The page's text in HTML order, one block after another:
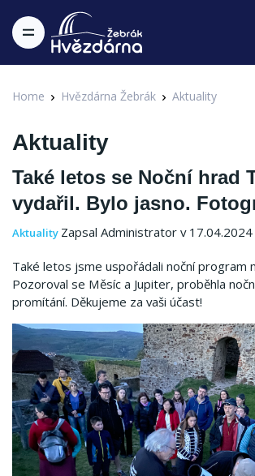
Home Hvězdárna Žebrák Aktuality
Aktuality
Také letos se Noční hrad
vydařil. Bylo jasno.
Aktuality Zapsal Administrator v 17.04.2024
Také letos jsme uspořádali noční program
Pozoroval se Měsíc a Jupiter, proběhla
promítání. Děkujeme za vaši účast!